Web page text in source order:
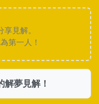
見解。
第一人！
解夢見解！